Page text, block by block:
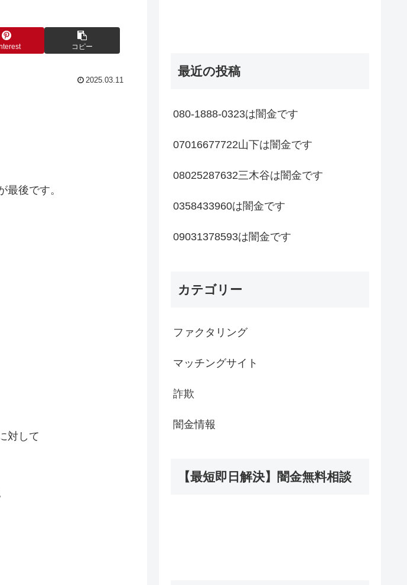
コピー
2025.03.11
後です。
対して
最近の投稿
080-1888-0323は闇金です
07016677722山下は闇金です
08025287632三木谷は闇金です
0358433960は闇金です
09031378593は闇金です
カテゴリー
ファクタリング
マッチングサイト
詐欺
闇金情報
【最短即日解決】闇金無料相談